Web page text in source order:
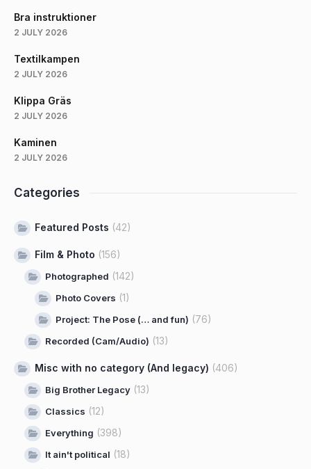
Bra instruktioner
2 JULY 2026
Textilkampen
2 JULY 2026
Klippa Gräs
2 JULY 2026
Kaminen
2 JULY 2026
Categories
Featured Posts (42)
Film & Photo (156)
Photographed (142)
Photo Covers (1)
Project: The Pose (… and fun) (76)
Recorded (Cam/Audio) (13)
Misc with no category (And legacy) (406)
Big Brother Legacy (13)
Classics (12)
Everything (398)
It ain't political (18)